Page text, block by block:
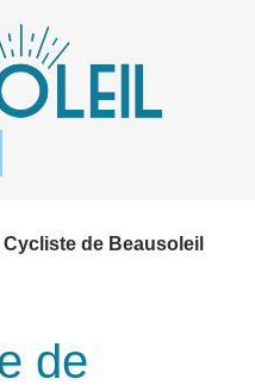
de Beausoleil
de